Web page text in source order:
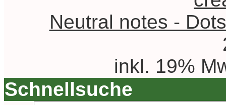
Neutral notes -
inkl. 19%
Schnellsuche